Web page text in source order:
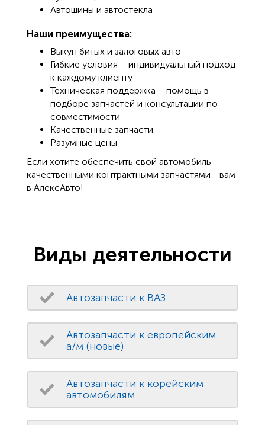
Автошины и автостекла
Наши преимущества:
Выкуп битых и залоговых авто
Гибкие условия – индивидуальный подход
к каждому клиенту
Техническая поддержка – помощь в
подборе запчастей и консультации по
совместимости
Качественные запчасти
Разумные цены
Если хотите обеспечить свой автомобиль
качественными контрактными запчастями - вам
в АлексАвто!
Виды деятельности
Автозапчасти к ВАЗ
Автозапчасти к европейским
а/м (новые)
Автозапчасти к корейским
автомобилям